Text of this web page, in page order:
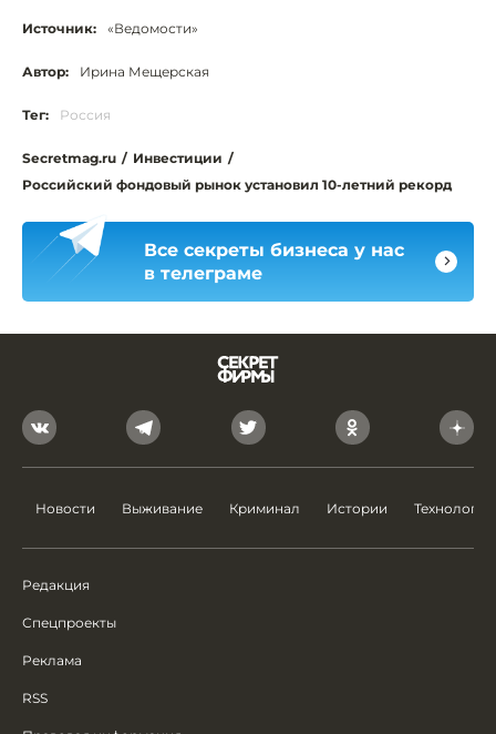
Источник: «Ведомости»
Автор: Ирина Мещерская
Тег: Россия
Secretmag.ru / Инвестиции /
Российский фондовый рынок установил 10-летний рекорд
Все секреты бизнеса у нас
в телеграме
Новости Выживание Криминал Истории Технологии
Редакция
Спецпроекты
Реклама
RSS